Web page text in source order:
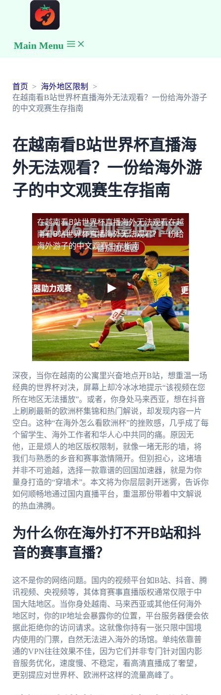
Main Menu
首页
海外地区限制
在越南看B站世界杯直播海外无法观看？一份给海外游子
的中文观赛生存指南
在越南看B站世界杯直播海
外无法观看？一份给海外游
子的中文观赛生存指南
在越南看B站世界杯直播海外无法观看在越
南看B站世界杯直播海外无法观看？一份给
海外游子的中文观赛生存指南
深夜，当你在越南的公寓里兴奋地点开B站，想重温一场
经典的世界杯对决，屏幕上却冷冰冰地提示“该视频在您
所在地区无法播放”。或者，你身处马来西亚，想在抖音
上刷刷最新的欧洲杯集锦和热门解说，却发现内容一片
空白。这种“在海外怎么看欧洲杯”的挫败感，几乎成了每
个留学生、海外工作者和华人心中共同的痛。原因无
他，正是烦人的地区版权限制，就像一堵无形的墙，将
我们与熟悉的乡音和赛事激情隔开。但别担心，这堵墙
并非不可逾越，选择一款靠谱的回国加速器，就是为你
量身打造的“穿墙术”。本文将为你层层剥开迷雾，告诉你
如何顺畅地通过国内直播平台，重温那份带着中文解说
的热血沸腾。
为什么你在海外打不开B站和抖
音的赛事直播？
这不是你的网络问题。国内的视频平台如B站、抖音、腾
讯视频、央视频等，其体育赛事直播版权通常仅限于中
国大陆地区。当你身处越南、马来西亚或其他任何海外
地区时，你的IP地址会暴露你的位置，平台服务器便会依
据此拒绝你的访问请求。这就像你持有一张只限中国境
内使用的门票，自然无法进入海外的场馆。单纯依靠普
通的VPN往往效果不佳，因为它们并非专门针对国内影
音服务优化，速度慢、不稳定，看高清直播成了奢望，
更别提应对世界杯、欧洲杯这样的流量高峰了。